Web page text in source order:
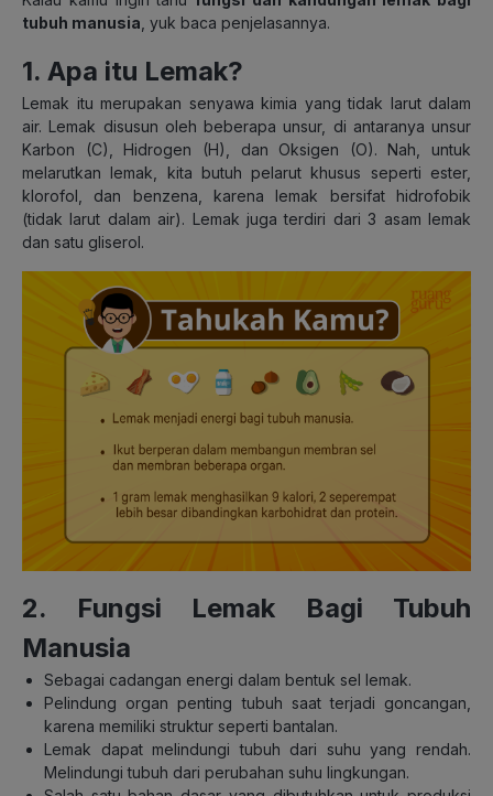
tubuh manusia , yuk baca penjelasannya.
1. Apa itu Lemak?
Lemak itu merupakan senyawa kimia yang tidak larut dalam
air. Lemak disusun oleh beberapa unsur, di antaranya unsur
Karbon (C), Hidrogen (H), dan Oksigen (O). Nah, untuk
melarutkan lemak, kita butuh pelarut khusus seperti ester,
klorofol, dan benzena, karena lemak bersifat hidrofobik
(tidak larut dalam air). Lemak juga terdiri dari 3 asam lemak
dan satu gliserol.
2. Fungsi Lemak Bagi Tubuh
Manusia
Sebagai cadangan energi dalam bentuk sel lemak.
Pelindung organ penting tubuh saat terjadi goncangan,
karena memiliki struktur seperti bantalan.
Lemak dapat melindungi tubuh dari suhu yang rendah.
Melindungi tubuh dari perubahan suhu lingkungan.